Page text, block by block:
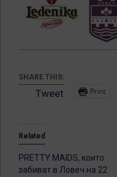
SHARE THIS:
Tweet Print
Related
PRETTY MAIDS, които
забиват в Ловеч на 22